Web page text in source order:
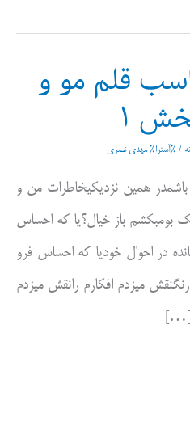
قلم مو و
۱
/ %آسترا% مهدی نصری
همین نزدیکیخاطرات من و
بومبکشم باز خیال؟یا که احساس
در احوال خودیا که احساس فرو
میزدم افکارم رانقش میزدم
[…]